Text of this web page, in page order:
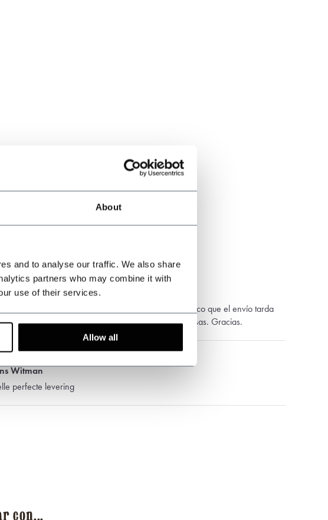
About
and to analyse our traffic. We also share
partners who may combine it with
use of their services.
Allow all
Sánchez
productos son muy bonitos y de buena calidad. Lo único que el envío tarda
para mi gusto. Si fuera mas rápido pediría mas cosas. Gracias.
Witman
perfecte levering
con...